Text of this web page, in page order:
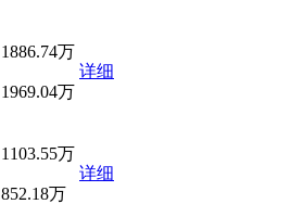
1886.74万
1969.04万
详细
1103.55万
852.18万
详细